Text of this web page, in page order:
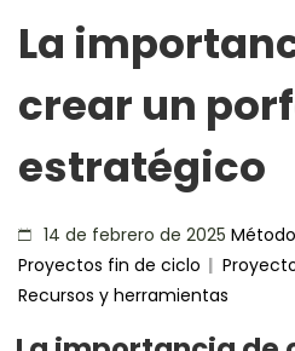
La
crear un
estratégico
14 de febrero de 2025
Proyectos fin de ciclo |
Recursos y herramientas